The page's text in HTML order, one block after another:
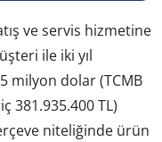
ve servis hizmetine
ile iki yıl
milyon dolar (TCMB
381.935.400 TL)
niteliğinde ürün